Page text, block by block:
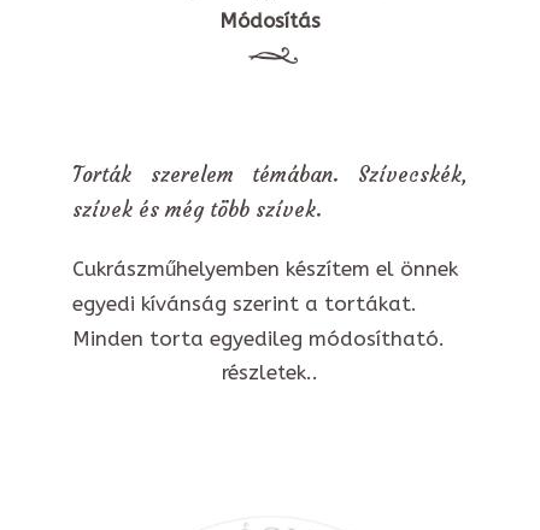
Módosítás
Torták szerelem témában. Szívecskék,
szívek és még több szívek.
Cukrászműhelyemben készítem el önnek
egyedi kívánság szerint a tortákat.
Minden torta egyedileg módosítható.
részletek..